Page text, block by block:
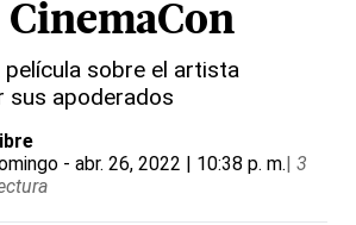
película sobre el artista
sus apoderados
- abr. 26, 2022 | 10:38 p. m.| 3